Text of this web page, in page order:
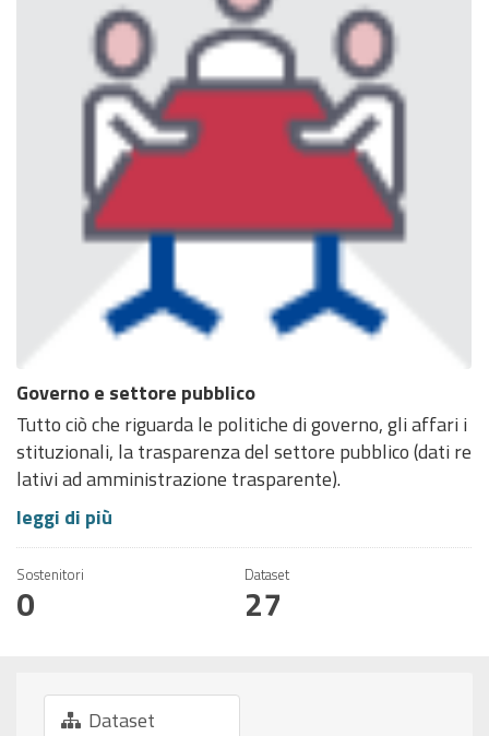
Governo e settore pubblico
Tutto ciò che riguarda le politiche di governo, gli affari i
stituzionali, la trasparenza del settore pubblico (dati re
lativi ad amministrazione trasparente).
leggi di più
Sostenitori
0
Dataset
27
Dataset